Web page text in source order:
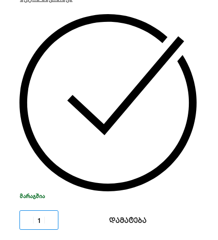
ნებისმიერ ზედაპირს.
სიმძლავრე:10W (70V/100V).
დიზაინი:
მაგნიტური ცხაური (Grille) ჩარჩოს
გარეშე.
მაღალი სიცხადის მქონე 6.5″
დრაივერი.
მარტივი და სწრაფი ინსტალაციის
ᲛᲐᲠᲐᲒᲨᲘᲐ
დამატება